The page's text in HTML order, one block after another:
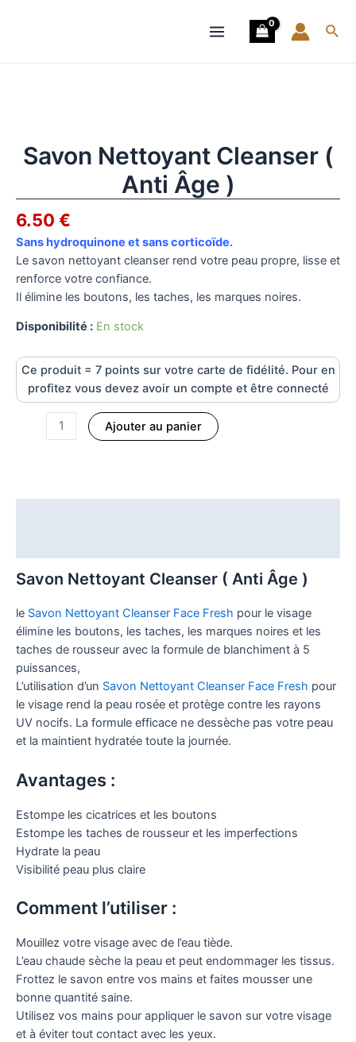
Menu
Savon Nettoyant Cleanser (
Anti Âge )
6.50 €
Sans hydroquinone et sans corticoïde.
Le savon nettoyant cleanser rend votre peau propre, lisse et
renforce votre confiance.
Il élimine les boutons, les taches, les marques noires.
Disponibilité : En stock
Ce produit = 7 points sur votre carte de fidélité. Pour en
profitez vous devez avoir un compte et être connecté
Cleanser
Âge
)
Ajouter au panier
Savon Nettoyant Cleanser ( Anti Âge )
le Savon Nettoyant Cleanser Face Fresh pour le visage
élimine les boutons, les taches, les marques noires et les
taches de rousseur avec la formule de blanchiment à 5
puissances,
L’utilisation d’un Savon Nettoyant Cleanser Face Fresh pour
le visage rend la peau rosée et protège contre les rayons
UV nocifs. La formule efficace ne dessèche pas votre peau
et la maintient hydratée toute la journée.
Avantages :
Estompe les cicatrices et les boutons
Estompe les taches de rousseur et les imperfections
Hydrate la peau
Visibilité peau plus claire
Comment l’utiliser :
Mouillez votre visage avec de l’eau tiède.
L’eau chaude sèche la peau et peut endommager les tissus.
Frottez le savon entre vos mains et faites mousser une
bonne quantité saine.
Utilisez vos mains pour appliquer le savon sur votre visage
et à éviter tout contact avec les yeux.